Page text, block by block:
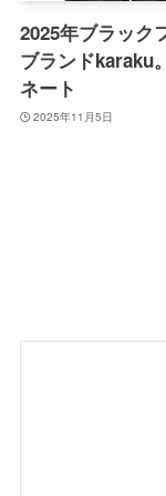
2025年ブラック
ブランドkaraku
ネート
2025年11月5日